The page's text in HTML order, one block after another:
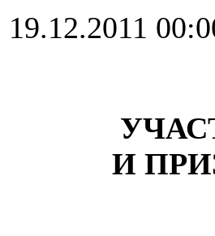
19.12.2011
И